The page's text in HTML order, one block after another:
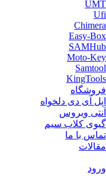
UMT
Ufi
Chimera
Easy-Box
SAMHub
Moto-Key
Samtool
KingTools
فروشگاه
اپل آی دی دلخواه
آنتی ویروس
گیوی کلاب سیم
تماس با ما
مقالات
ورود